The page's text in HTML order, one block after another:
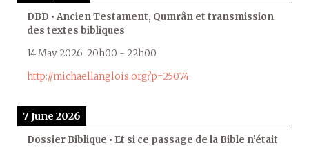
DBD • Ancien Testament, Qumrân et transmission
des textes bibliques
14 May 2026 20h00 - 22h00
http://michaellanglois.org?p=25074
7 June 2026
Dossier Biblique • Et si ce passage de la Bible n’était